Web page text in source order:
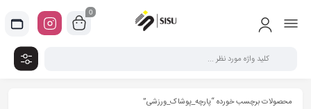
0
محصولات برچسب خورده “پارچه_پوشاک_ورزشی”